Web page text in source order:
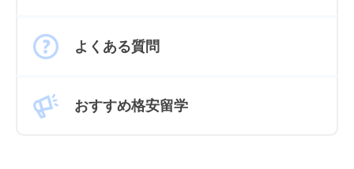
よくある質問
おすすめ格安留学